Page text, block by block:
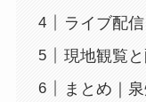
ライブ配
現地観覧
まとめ｜